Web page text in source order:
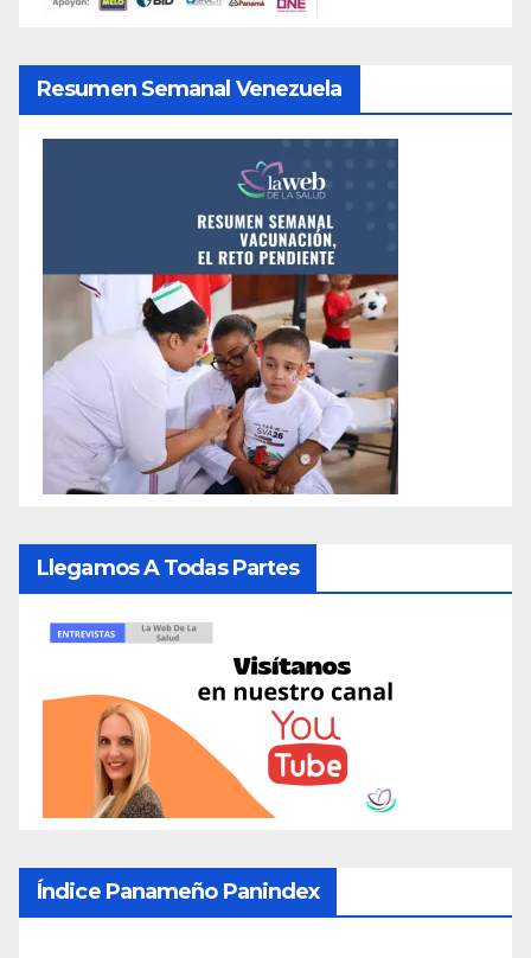
Resumen Semanal Venezuela
Llegamos A Todas Partes
Índice Panameño Panindex